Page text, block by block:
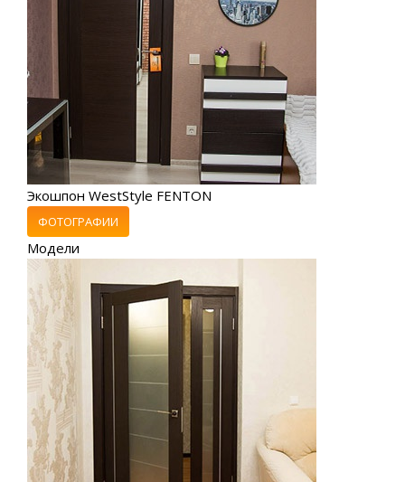
Экошпон WestStyle FENTON
ФОТОГРАФИИ
Модели